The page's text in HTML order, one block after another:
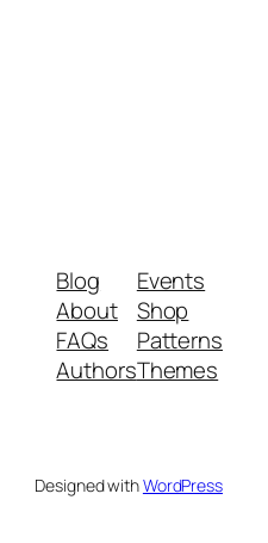
Blog
About
FAQs
Authors
Events
Shop
Patterns
Themes
Designed withWordPress